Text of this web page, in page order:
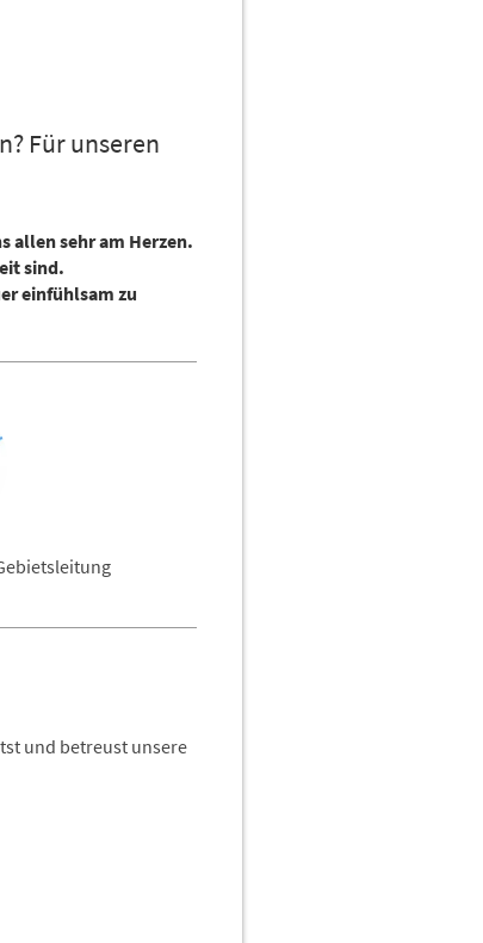
Für unseren
allen sehr am Herzen.
sind.
einfühlsam zu
und betreust unsere